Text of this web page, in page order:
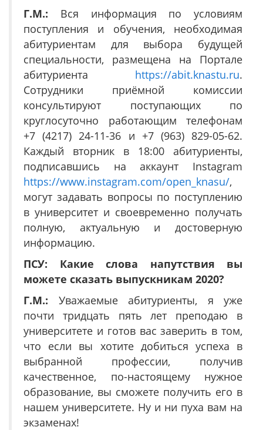
Г.М.: Вся информация по условиям
поступления и обучения, необходимая
абитуриентам для выбора будущей
специальности, размещена на Портале
абитуриента https://abit.knastu.ru.
Сотрудники приёмной комиссии
консультируют поступающих по
круглосуточно работающим телефонам
+7 (4217) 24-11-36 и +7 (963) 829-05-62.
Каждый вторник в 18:00 абитуриенты,
подписавшись на аккаунт Instagram
https://www.instagram.com/open_knasu/,
могут задавать вопросы по поступлению
в университет и своевременно получать
полную, актуальную и достоверную
информацию.
ПСУ: Какие слова напутствия вы
можете сказать выпускникам 2020?
Г.М.: Уважаемые абитуриенты, я уже
почти тридцать пять лет преподаю в
университете и готов вас заверить в том,
что если вы хотите добиться успеха в
выбранной профессии, получив
качественное, по-настоящему нужное
образование, вы сможете получить его в
нашем университете. Ну и ни пуха вам на
экзаменах!